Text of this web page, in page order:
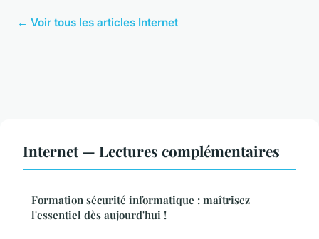
← Voir tous les articles Internet
Internet — Lectures complémentaires
Formation sécurité informatique : maîtrisez
l'essentiel dès aujourd'hui !